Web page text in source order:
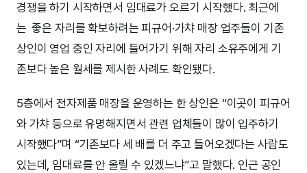
경쟁을 하기 시작하면서 임대료가 오르기 시작했다. 최근에
는 좋은 자리를 확보하려는 피규어·가챠 매장 업주들이 기존
상인이 영업 중인 자리에 들어가기 위해 자리 소유주에게 기
존보다 높은 월세를 제시한 사례도 확인됐다.
5층에서 전자제품 매장을 운영하는 한 상인은 “이곳이 피규어
와 가챠 등으로 유명해지면서 관련 업체들이 많이 입주하기
시작했다”며 “기존보다 세 배를 더 주고 들어오겠다는 사람도
있는데, 임대료를 안 올릴 수 있겠느냐”고 말했다. 인근 공인